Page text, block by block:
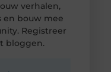
verhalen,
bouw mee
Registreer
bloggen.